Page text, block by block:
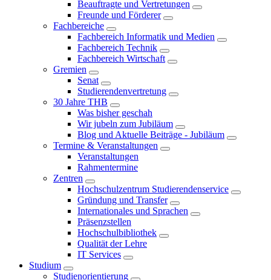
Beauftragte und Vertretungen
Freunde und Förderer
Fachbereiche
Fachbereich Informatik und Medien
Fachbereich Technik
Fachbereich Wirtschaft
Gremien
Senat
Studierendenvertretung
30 Jahre THB
Was bisher geschah
Wir jubeln zum Jubiläum
Blog und Aktuelle Beiträge - Jubiläum
Termine & Veranstaltungen
Veranstaltungen
Rahmentermine
Zentren
Hochschulzentrum Studierendenservice
Gründung und Transfer
Internationales und Sprachen
Präsenzstellen
Hochschulbibliothek
Qualität der Lehre
IT Services
Studium
Studienorientierung